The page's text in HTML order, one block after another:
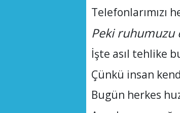
Telefonlarımızı
Peki ruhumuzu
İşte asıl tehlike
Çünkü insan
Bugün herkes